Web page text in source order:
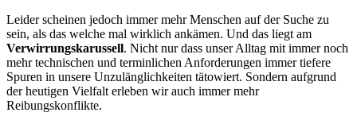
Leider scheinen jedoch immer mehr Menschen auf der Suche zu
sein, als das welche mal wirklich ankämen. Und das liegt am
Verwirrungskarussell. Nicht nur dass unser Alltag mit immer noch
mehr technischen und terminlichen Anforderungen immer tiefere
Spuren in unsere Unzulänglichkeiten tätowiert. Sondern aufgrund
der heutigen Vielfalt erleben wir auch immer mehr
Reibungskonflikte.